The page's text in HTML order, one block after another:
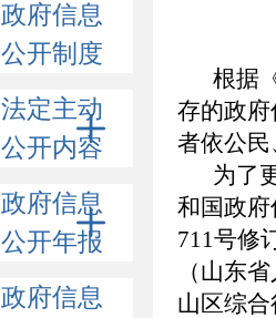
政府信息
公开制度
法定主动
公开内容
政府信息
公开年报
政府信息
根据
存的政
者依公
为了
和国政
711号修
（山东
山区综